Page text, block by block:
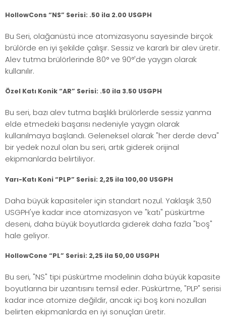
HollowCons “NS” Serisi: .50 ila 2.00 USGPH
Bu Seri, olağanüstü ince atomizasyonu sayesinde birçok
brülörde en iyi şekilde çalışır. Sessiz ve kararlı bir alev üretir.
Alev tutma brülörlerinde 80° ve 90°'de yaygın olarak
kullanılır.
Özel Katı Konik “AR” Serisi: .50 ila 3.50 USGPH
Bu seri, bazı alev tutma başlıklı brülörlerde sessiz yanma
elde etmedeki başarısı nedeniyle yaygın olarak
kullanılmaya başlandı. Geleneksel olarak "her derde deva"
bir yedek nozul olan bu seri, artık giderek orijinal
ekipmanlarda belirtiliyor.
Yarı-Katı Koni “PLP” Serisi: 2,25 ila 100,00 USGPH
Daha büyük kapasiteler için standart nozul. Yaklaşık 3,50
USGPH'ye kadar ince atomizasyon ve "katı" püskürtme
deseni, daha büyük boyutlarda giderek daha fazla "boş"
hale geliyor.
HollowCone “PL” Serisi: 2,25 ila 50,00 USGPH
Bu seri, "NS" tipi püskürtme modelinin daha büyük kapasite
boyutlarına bir uzantısını temsil eder. Püskürtme, "PLP" serisi
kadar ince atomize değildir, ancak içi boş koni nozulları
belirten ekipmanlarda en iyi sonuçları üretir.